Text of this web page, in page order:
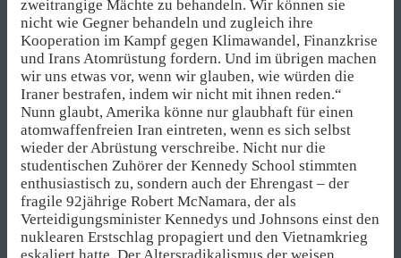
zweitrangige Mächte zu behandeln. Wir können sie
nicht wie Gegner behandeln und zugleich ihre
Kooperation im Kampf gegen Klimawandel, Finanzkrise
und Irans Atomrüstung fordern. Und im übrigen machen
wir uns etwas vor, wenn wir glauben, wie würden die
Iraner bestrafen, indem wir nicht mit ihnen reden.“
Nunn glaubt, Amerika könne nur glaubhaft für einen
atomwaffenfreien Iran eintreten, wenn es sich selbst
wieder der Abrüstung verschreibe. Nicht nur die
studentischen Zuhörer der Kennedy School stimmten
enthusiastisch zu, sondern auch der Ehrengast – der
fragile 92jährige Robert McNamara, der als
Verteidigungsminister Kennedys und Johnsons einst den
nuklearen Erstschlag propagiert und den Vietnamkrieg